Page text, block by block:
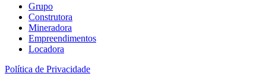
Grupo
Construtora
Mineradora
Empreendimentos
Locadora
Política de Privacidade